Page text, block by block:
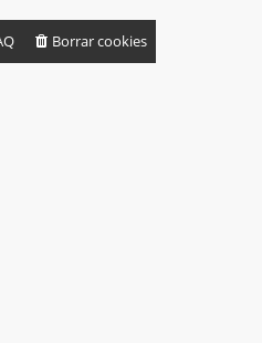
Borrar cookies